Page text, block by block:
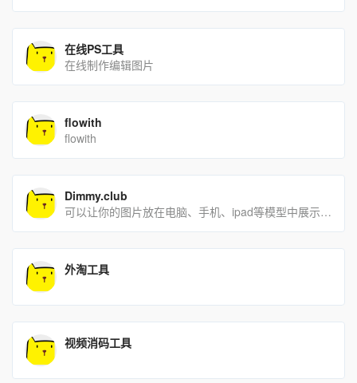
在线PS工具
在线制作编辑图片
flowith
flowith
Dimmy.club
可以让你的图片放在电脑、手机、ipad等模型中展示，图片档次大大提升。
外淘工具
视频消码工具